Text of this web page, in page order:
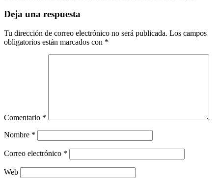
Deja una respuesta
Tu dirección de correo electrónico no será publicada. Los campos
obligatorios están marcados con *
Comentario *
Nombre *
Correo electrónico *
Web